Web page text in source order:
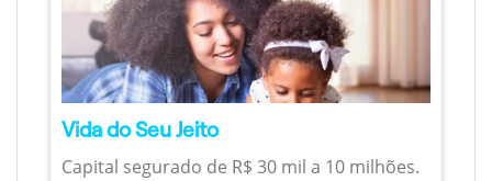
Vida do Seu Jeito
Capital segurado de R$ 30 mil a 10 milhões.